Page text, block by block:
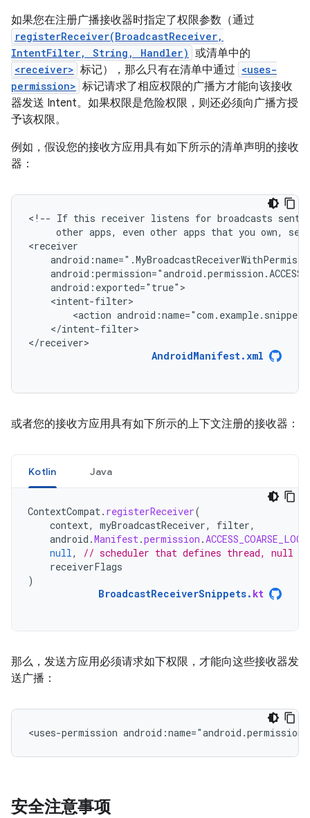
如果您在注册广播接收器时指定了权限参数（通过
registerReceiver(BroadcastReceiver,
IntentFilter, String, Handler) 或清单中的
<receiver> 标记），那么只有在清单中通过 <uses-
permission> 标记请求了相应权限的广播方才能向该接收
器发送 Intent。如果权限是危险权限，则还必须向广播方授
予该权限。
例如，假设您的接收方应用具有如下所示的清单声明的接收
器：
<!-- If this receiver listens for broadcasts sent
other apps, even other apps that you own,
set
<action
</intent-filter>
</receiver>
AndroidManifest.xml
或者您的接收方应用具有如下所示的上下文注册的接收器：
Kotlin Java
ContextCompat. registerReceiver(
context, myBroadcastReceiver, filter,
android .Manifest.permission .
null,
// scheduler that defines thread, null
receiverFlags
)
BroadcastReceiverSnippets. kt
那么，发送方应用必须请求如下权限，才能向这些接收器发
送广播：
<uses-permission
安全注意事项